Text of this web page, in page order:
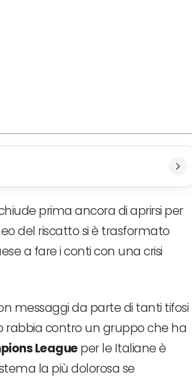
prima ancora di aprirsi per
del riscatto si è trasformato
a fare i conti con una crisi
messaggi da parte di tanti tifosi
contro un gruppo che ha
Leagueper le Italiane è
la più dolorosa se